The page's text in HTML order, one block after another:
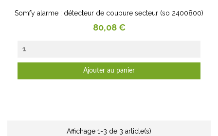
Somfy alarme : détecteur de coupure secteur (so 2400800)
Prix
80,08 €
Ajouter au panier
Affichage 1-3 de 3 article(s)